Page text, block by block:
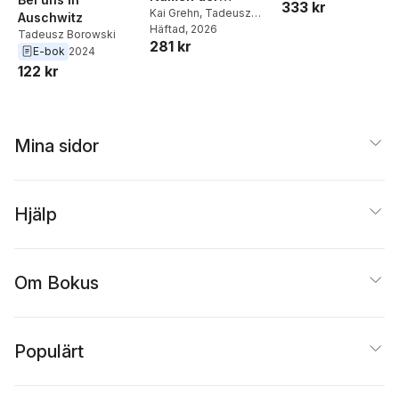
Auschwitz
Tadeusz Borowski
E-bok 2024
122 kr
Strömung
Kai Grehn, Tadeusz
Borowski
Häftad, 2026
281 kr
333 kr
Mina sidor
Hjälp
Om Bokus
Populärt